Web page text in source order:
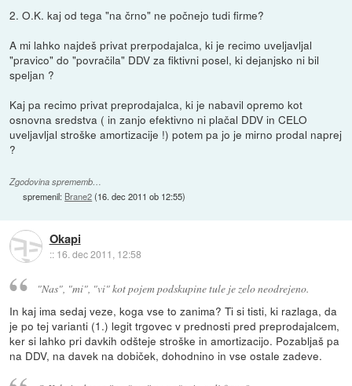
2. O.K. kaj od tega "na črno" ne počnejo tudi firme?
A mi lahko najdeš privat prerpodajalca, ki je recimo uveljavljal
"pravico" do "povračila" DDV za fiktivni posel, ki dejanjsko ni bil
speljan ?
Kaj pa recimo privat preprodajalca, ki je nabavil opremo kot
osnovna sredstva ( in zanjo efektivno ni plačal DDV in CELO
uveljavljal stroške amortizacije !) potem pa jo je mirno prodal naprej
?
Zgodovina sprememb…
spremenil: Brane2(16. dec 2011 ob 12:55)
Okapi
:: 16. dec 2011, 12:58
"Nas", "mi", "vi" kot pojem podskupine tule je zelo neodrejeno.
In kaj ima sedaj veze, koga vse to zanima? Ti si tisti, ki razlaga, da
je po tej varianti (1.) legit trgovec v prednosti pred preprodajalcem,
ker si lahko pri davkih odšteje stroške in amortizacijo. Pozabljaš pa
na DDV, na davek na dobiček, dohodnino in vse ostale zadeve.